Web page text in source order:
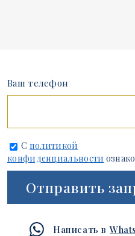
Ваш телефон
С политикой
конфиденциальности
Отправить
Написать в